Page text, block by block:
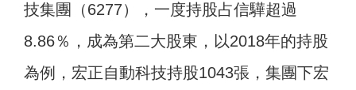
技集團（6277），一度持股占信驊超過
8.86％，成為第二大股東，以2018年的持股
為例，宏正自動科技持股1043張，集團下宏